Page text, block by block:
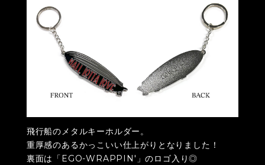
飛行船のメタルキーホルダー。
重厚感のあるかっこいい仕上がりとなりました！
裏面は「EGO-WRAPPIN'」のロゴ入り◎